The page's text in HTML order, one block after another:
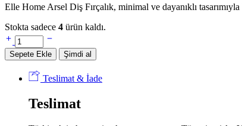
Elle Home Arsel Diş Fırçalık, minimal ve dayanıklı
Stokta sadece 4 ürün kaldı.
Elle
Home
Arsel
Fırçalık
Sepete Ekle Şimdi al
Teslimat & İade
Teslimat